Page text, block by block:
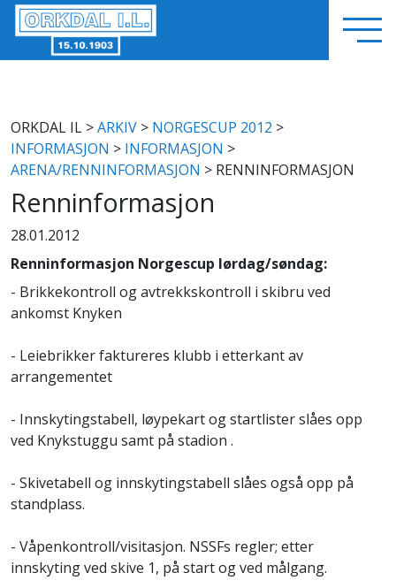
ORKDAL IL >ARKIV > NORGESCUP 2012 >
INFORMASJON > INFORMASJON >
ARENA/RENNINFORMASJON > RENNINFORMASJON
Renninformasjon
28.01.2012
Renninformasjon Norgescup lørdag/søndag:
- Brikkekontroll og avtrekkskontroll i skibru ved
ankomst Knyken
- Leiebrikker faktureres klubb i etterkant av
arrangementet
- Innskytingstabell, løypekart og startlisterslåes opp
ved Knykstuggu samt på stadion .
- Skivetabell og innskytingstabell slåes også opp på
standplass.
- Våpenkontroll/visitasjon. NSSFs regler; etter
innskyting ved skive 1, på start og ved målgang.